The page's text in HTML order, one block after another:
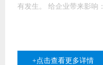
经验会先咨询客户车间情
+点击查看更多详情